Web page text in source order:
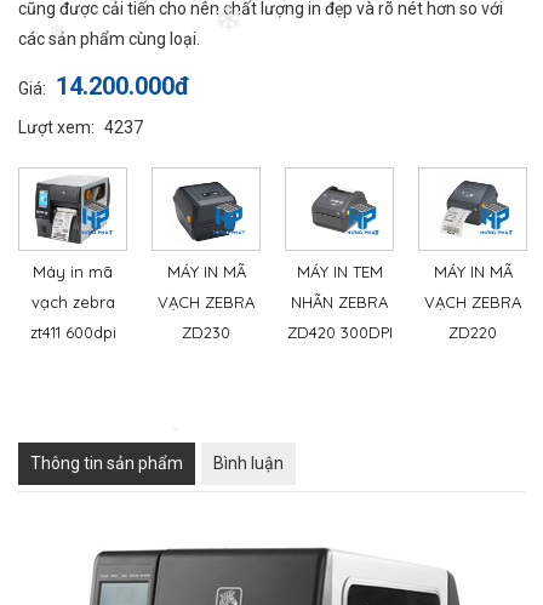
cũng được cải tiến cho nên chất lượng in đẹp và rõ nét hơn so với
các sản phẩm cùng loại.
Giá: 14.200.000đ
Lượt xem: 4237
Máy in mã
vạch zebra
zt411 600dpi
MÁY IN MÃ
VẠCH ZEBRA
ZD230
MÁY IN TEM
NHÃN ZEBRA
ZD420 300DPI
MÁY IN MÃ
VẠCH ZEBRA
ZD220
Thông tin sản phẩm Bình luận
❄